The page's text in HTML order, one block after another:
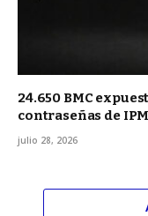
24.650 BMC
contraseñas de
julio 28, 2026